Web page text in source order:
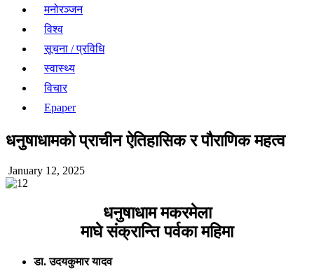
मनोरञ्जन
विश्व
सूचना / प्रविधि
स्वास्थ्य
विचार
Epaper
धनुषाधामको प्राचीन ऐतिहासिक र पौराणिक महत्व
January 12, 2025
धनुषाधाम मकरमेला
माघे संक्रान्ति पर्वका महिमा
डा. उदयकुमार यादव